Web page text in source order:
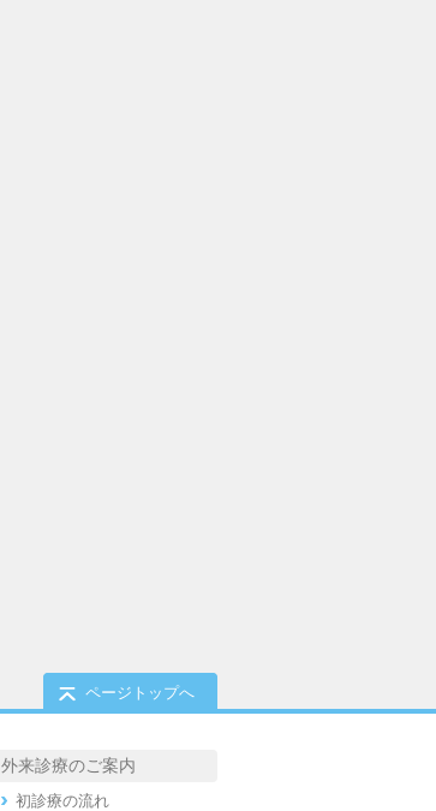
ページトップへ
外来診療のご案内
初診療の流れ